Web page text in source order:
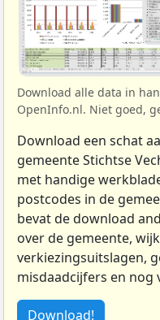
Download alle data in
OpenInfo.nl. Niet goed,
Download een schat
gemeente Stichtse
met handige
postcodes in de
bevat de download
over de gemeente,
verkiezingsuitslagen,
misdaadcijfers en nog
Download!